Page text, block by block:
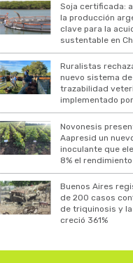
Soja certificada:
la producción
clave para la
sustentable en
Ruralistas
nuevo sistema de
trazabilidad
implementado
Novonesis
Aapresid un
inoculante que
8% el
Buenos Aires
de 200 casos
de triquinosis y
creció 361%